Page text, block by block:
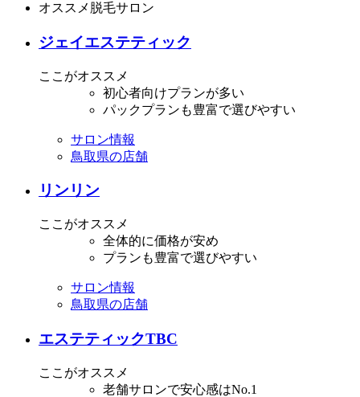
オススメ脱毛サロン
ジェイエステティック
ここがオススメ
初心者向けプランが多い
パックプランも豊富で選びやすい
サロン情報
鳥取県の店舗
リンリン
ここがオススメ
全体的に価格が安め
プランも豊富で選びやすい
サロン情報
鳥取県の店舗
エステティックTBC
ここがオススメ
老舗サロンで安心感はNo.1